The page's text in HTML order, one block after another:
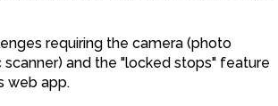
requiring the camera (photo
scanner) and the "locked stops" feature
web app.
5